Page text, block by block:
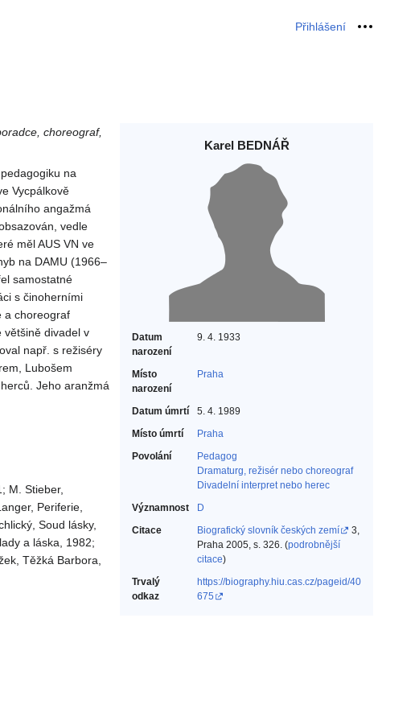
Přihlášení Osobní
Karel BEDNÁŘ
Datum
narození
9. 4. 1933
Místo
narození
Praha
Datum úmrtí
5. 4. 1989
Místo úmrtí
Praha
Povolání
Pedagog‎
Dramaturg, režisér nebo choreograf‎
Divadelní interpret nebo herec‎
Významnost
D
Citace
Biografický slovník českých zemí
3,
Praha 2005, s. 326. (podrobnější
citace)
Trvalý
odkaz
https://biography.hiu.cas.cz/pageid/40
675
choreograf,
na
Vycpálkově
angažmá
vedle
měl AUS VN ve
na DAMU (1966–
samostatné
s činoherními
a choreograf
většině divadel v
např. s režiséry
Lubošem
Jeho aranžmá
M. Stieber,
Periferie,
Soud lásky,
a láska, 1982;
Těžká Barbora,